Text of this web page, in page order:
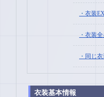
衣装
衣装
同じ
衣装基本情報